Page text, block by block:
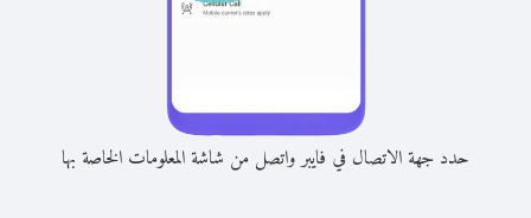
حدد جهة الاتصال في فايبر واتصل من شاشة المعلومات الخاصة بها